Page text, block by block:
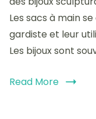
Les sacs à main
gardiste et leur
Les bijoux sont
Read More